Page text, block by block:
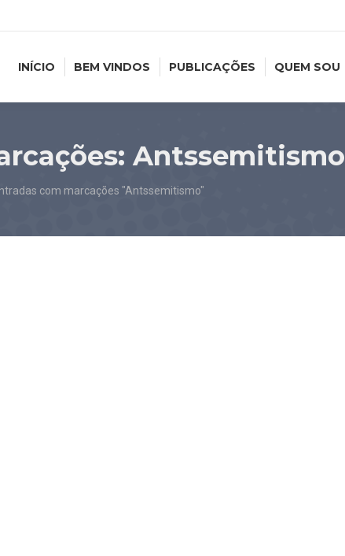
INÍCIO BEM VINDOS PUBLICAÇÕES QUEM SOU
Antssemitismo
aqui: com marcações "Antssemitismo"